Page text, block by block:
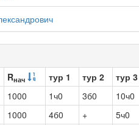
Rнач тур 1 тур 2 тур 3
1000 1ч0 3б0 10ч0
1000 4б0 + 5ч0